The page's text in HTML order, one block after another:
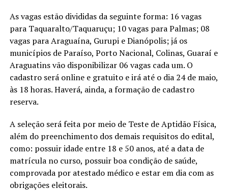
As vagas estão divididas da seguinte forma: 16 vagas
para Taquaralto/Taquaruçu; 10 vagas para Palmas; 08
vagas para Araguaína, Gurupi e Dianópolis; já os
municípios de Paraíso, Porto Nacional, Colinas, Guaraí e
Araguatins vão disponibilizar 06 vagas cada um. O
cadastro será online e gratuito e irá até o dia 24 de maio,
às 18 horas. Haverá, ainda, a formação de cadastro
reserva.
A seleção será feita por meio de Teste de Aptidão Física,
além do preenchimento dos demais requisitos do edital,
como: possuir idade entre 18 e 50 anos, até a data de
matrícula no curso, possuir boa condição de saúde,
comprovada por atestado médico e estar em dia com as
obrigações eleitorais.